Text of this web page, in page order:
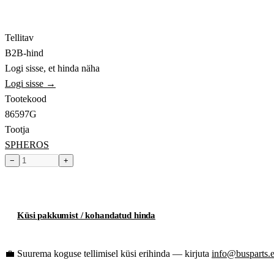
Tellitav
B2B-hind
Logi sisse, et hinda näha
Logi sisse →
Tootekood
86597G
Tootja
SPHEROS
− +
Küsi pakkumist / kohandatud hinda
💼 Suurema koguse tellimisel küsi erihinda — kirjuta